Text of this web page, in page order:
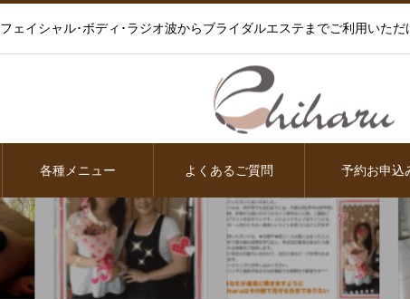
フェイシャル･ボディ･ラジオ波からブライダルエステまでご利用いた
各種メニュー よくあるご質問 予約お申込